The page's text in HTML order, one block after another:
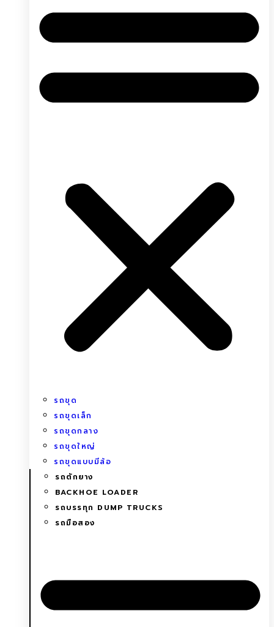
รถขุด
รถขุดเล็ก
รถขุดกลาง
รถขุดใหญ่
รถขุดแบบมีล้อ
รถตักยาง
BACKHOE LOADER
รถบรรทุก DUMP TRUCKS
รถมือสอง